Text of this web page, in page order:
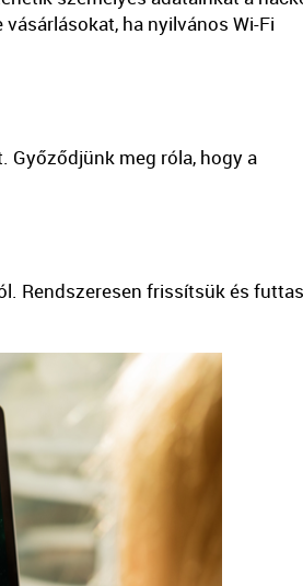
ha nyilvános Wi-Fi
Győződjünk meg róla, hogy a
Rendszeresen frissítsük és